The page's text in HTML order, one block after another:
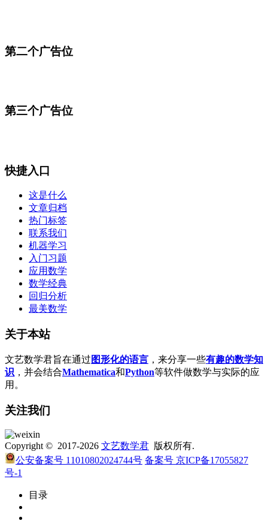
第二个广告位
第三个广告位
快捷入口
这是什么
文章归档
热门标签
联系我们
机器学习
入门习题
应用数学
数学经典
回归分析
最美数学
关于本站
文艺数学君旨在通过 图形化的语言 ，来分享一些有趣的数学知
识 ，并会结合Mathematica和Python等软件做数学与实际的应
用。
关注我们
Copyright © 2017-2026 文艺数学君 版权所有.
公安备案号 11010802024744号 备案号 京ICP备17055827
号-1
目录